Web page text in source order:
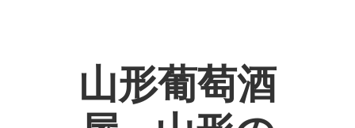
山形葡萄酒